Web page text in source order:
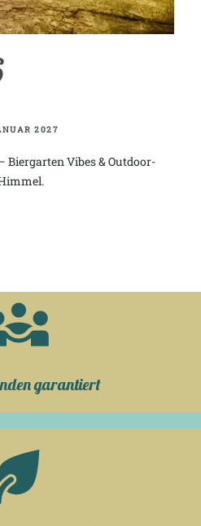
2027
Biergarten Vibes & Outdoor-
garantiert